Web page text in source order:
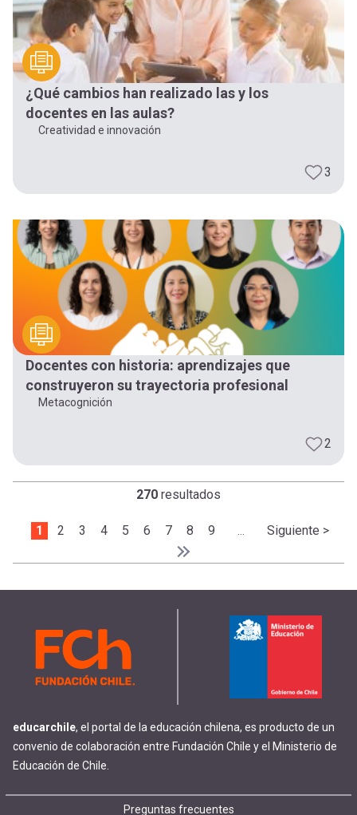
¿Qué cambios han realizado las y los
docentes en las aulas?
Creatividad e innovación
3
Docentes con historia: aprendizajes que
construyeron su trayectoria profesional
Metacognición
2
270 resultados
Paginación
Página actual
1 Page
2 Page
3 Page
4 Page
5 Page
6 Page
7 Page
8 Page
9 Siguiente
Siguiente >
Última página
Último »
educarchile, el portal de la educación chilena, es producto de un
convenio de colaboración entre Fundación Chile y el Ministerio de
Educación de Chile.
Preguntas frecuentes